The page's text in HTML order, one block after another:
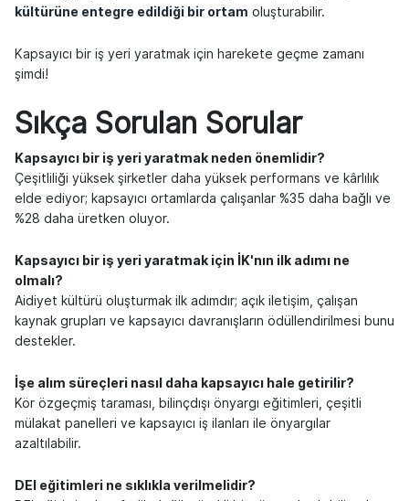
kültürüne entegre edildiği bir ortam oluşturabilir.
Kapsayıcı bir iş yeri yaratmak için harekete geçme zamanı
şimdi!
Sıkça Sorulan Sorular
Kapsayıcı bir iş yeri yaratmak neden önemlidir?
Çeşitliliği yüksek şirketler daha yüksek performans ve kârlılık
elde ediyor; kapsayıcı ortamlarda çalışanlar %35 daha bağlı ve
%28 daha üretken oluyor.
Kapsayıcı bir iş yeri yaratmak için İK'nın ilk adımı ne
olmalı?
Aidiyet kültürü oluşturmak ilk adımdır; açık iletişim, çalışan
kaynak grupları ve kapsayıcı davranışların ödüllendirilmesi bunu
destekler.
İşe alım süreçleri nasıl daha kapsayıcı hale getirilir?
Kör özgeçmiş taraması, bilinçdışı önyargı eğitimleri, çeşitli
mülakat panelleri ve kapsayıcı iş ilanları ile önyargılar
azaltılabilir.
DEI eğitimleri ne sıklıkla verilmelidir?